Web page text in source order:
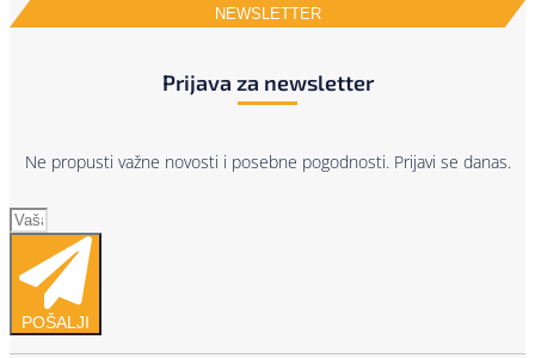
NEWSLETTER
Prijava za newsletter
Ne propusti važne novosti i posebne pogodnosti. Prijavi se danas.
POŠALJI